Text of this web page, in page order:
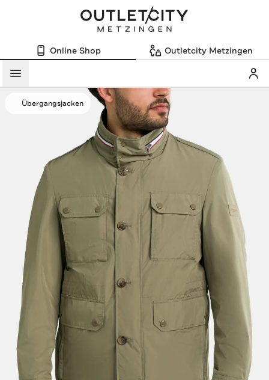
Online Shop Outletcity Metzingen
Menü
Übergangsjacken